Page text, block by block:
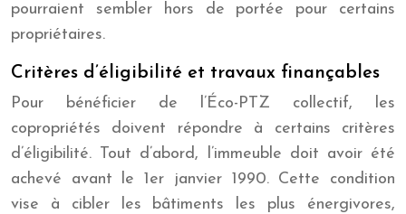
pourraient sembler hors de portée pour certains
propriétaires.
Critères d’éligibilité et travaux finançables
Pour bénéficier de l’Éco-PTZ collectif, les
copropriétés doivent répondre à certains critères
d’éligibilité. Tout d’abord, l’immeuble doit avoir été
achevé avant le 1er janvier 1990. Cette condition
vise à cibler les bâtiments les plus énergivores,